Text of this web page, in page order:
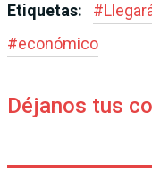
Etiquetas: #
#económico
Déjanos tus